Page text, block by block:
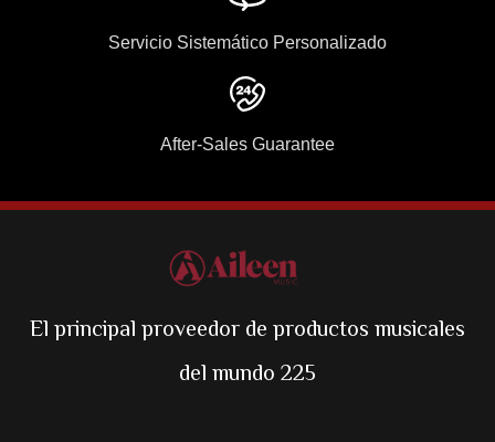
Servicio Sistemático Personalizado
After-Sales Guarantee
El principal proveedor de productos musicales
del mundo 225